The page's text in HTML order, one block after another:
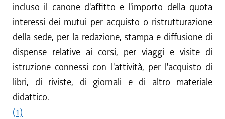
incluso il canone d'affitto e l'importo della quota
interessi dei mutui per acquisto o ristrutturazione
della sede, per la redazione, stampa e diffusione di
dispense relative ai corsi, per viaggi e visite di
istruzione connessi con l'attività, per l'acquisto di
libri, di riviste, di giornali e di altro materiale
didattico.
(1)